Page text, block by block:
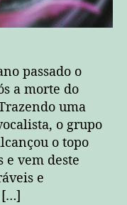
passado o
a morte do
uma
o grupo
o topo
e vem deste
e
[…]